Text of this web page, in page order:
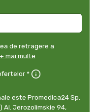
de retragere a
+ mai multe
*
este Promedica24 Sp.
Al. Jerozolimskie 94,